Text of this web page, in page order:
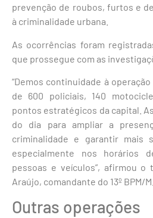
prevenção de roubos, furtos e
à criminalidade urbana.
As ocorrências foram
que prossegue com as
“Demos continuidade à
de 600 policiais, 140
pontos estratégicos da capital.
do dia para ampliar a
criminalidade e garantir mais
especialmente nos horários
pessoas e veículos”, afirmou o
Araújo, comandante do 13º BPM/M.
Outras operações